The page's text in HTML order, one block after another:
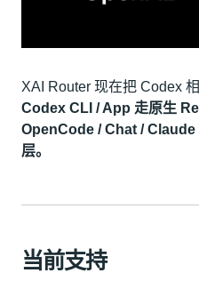
XAI Router 现在把 Codex
Codex CLI / App 走原生
OpenCode / Chat / Claude
层。
当前支持